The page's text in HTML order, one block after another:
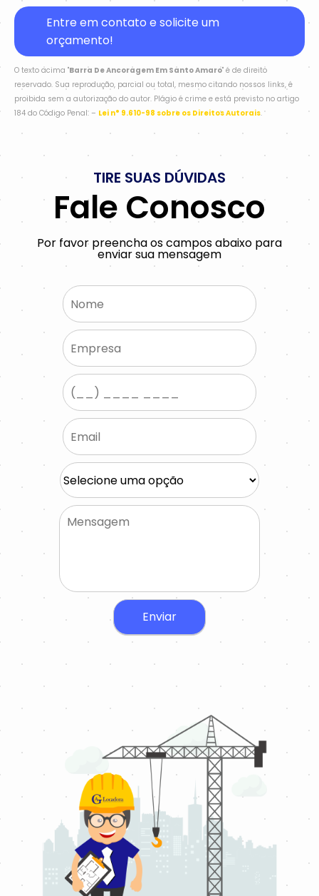
Entre em contato e solicite um
orçamento!
O texto acima "Barra De Ancoragem Em Santo Amaro" é de direito
reservado. Sua reprodução, parcial ou total, mesmo citando nossos links, é
proibida sem a autorização do autor. Plágio é crime e está previsto no artigo
184 do Código Penal. – Lei n° 9.610-98 sobre os Direitos Autorais.
TIRE SUAS DÚVIDAS
Fale Conosco
Por favor preencha os campos abaixo para
enviar sua mensagem